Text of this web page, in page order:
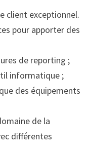
client exceptionnel.
pour apporter des
de reporting ;
informatique ;
des équipements
de la
différentes